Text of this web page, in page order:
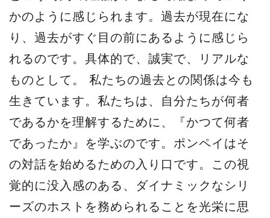
かのように感じられます。過去が現在にな
り、過去がすぐ目の前にあるように感じら
れるのです。具体的で、誠実で、リアルな
ものとして。 私たちの過去との関係は今も
生きています。私たちは、自分たちが何者
であるかを理解するために、『かつて何者
であったか』を学ぶのです。ポンペイはそ
の対話を始めるための入り口です。この視
覚的に没入感のある、ダイナミックなシリ
ーズのホストを務められることを光栄に思